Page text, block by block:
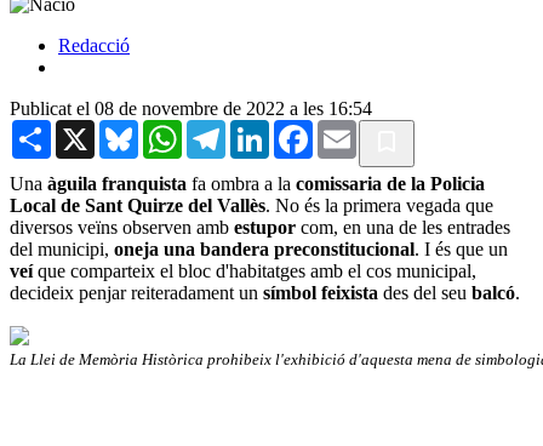
Redacció
Publicat el 08 de novembre de 2022 a les 16:54
Share X BlueskyWhatsAppTelegramLinkedInFacebook
Email
Una àguila franquista fa ombra a la comissaria de la Policia
Local de Sant Quirze del Vallès. No és la primera vegada que
diversos veïns observen amb estupor com, en una de les entrades
del municipi, oneja una bandera preconstitucional. I és que un
veíque comparteix el bloc d'habitatges amb el cos municipal,
decideix penjar reiteradament un símbol feixista des del seu balcó.
La Llei de Memòria Històrica prohibeix l'exhibició d'aquesta mena de